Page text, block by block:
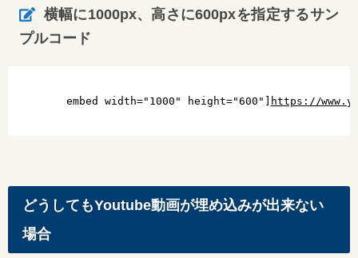
横幅に1000px、高さに600pxを指定するサン
プルコード
embed width="1000" height="600"] https://
どうしてもYoutube動画が埋め込みが出来ない
場合